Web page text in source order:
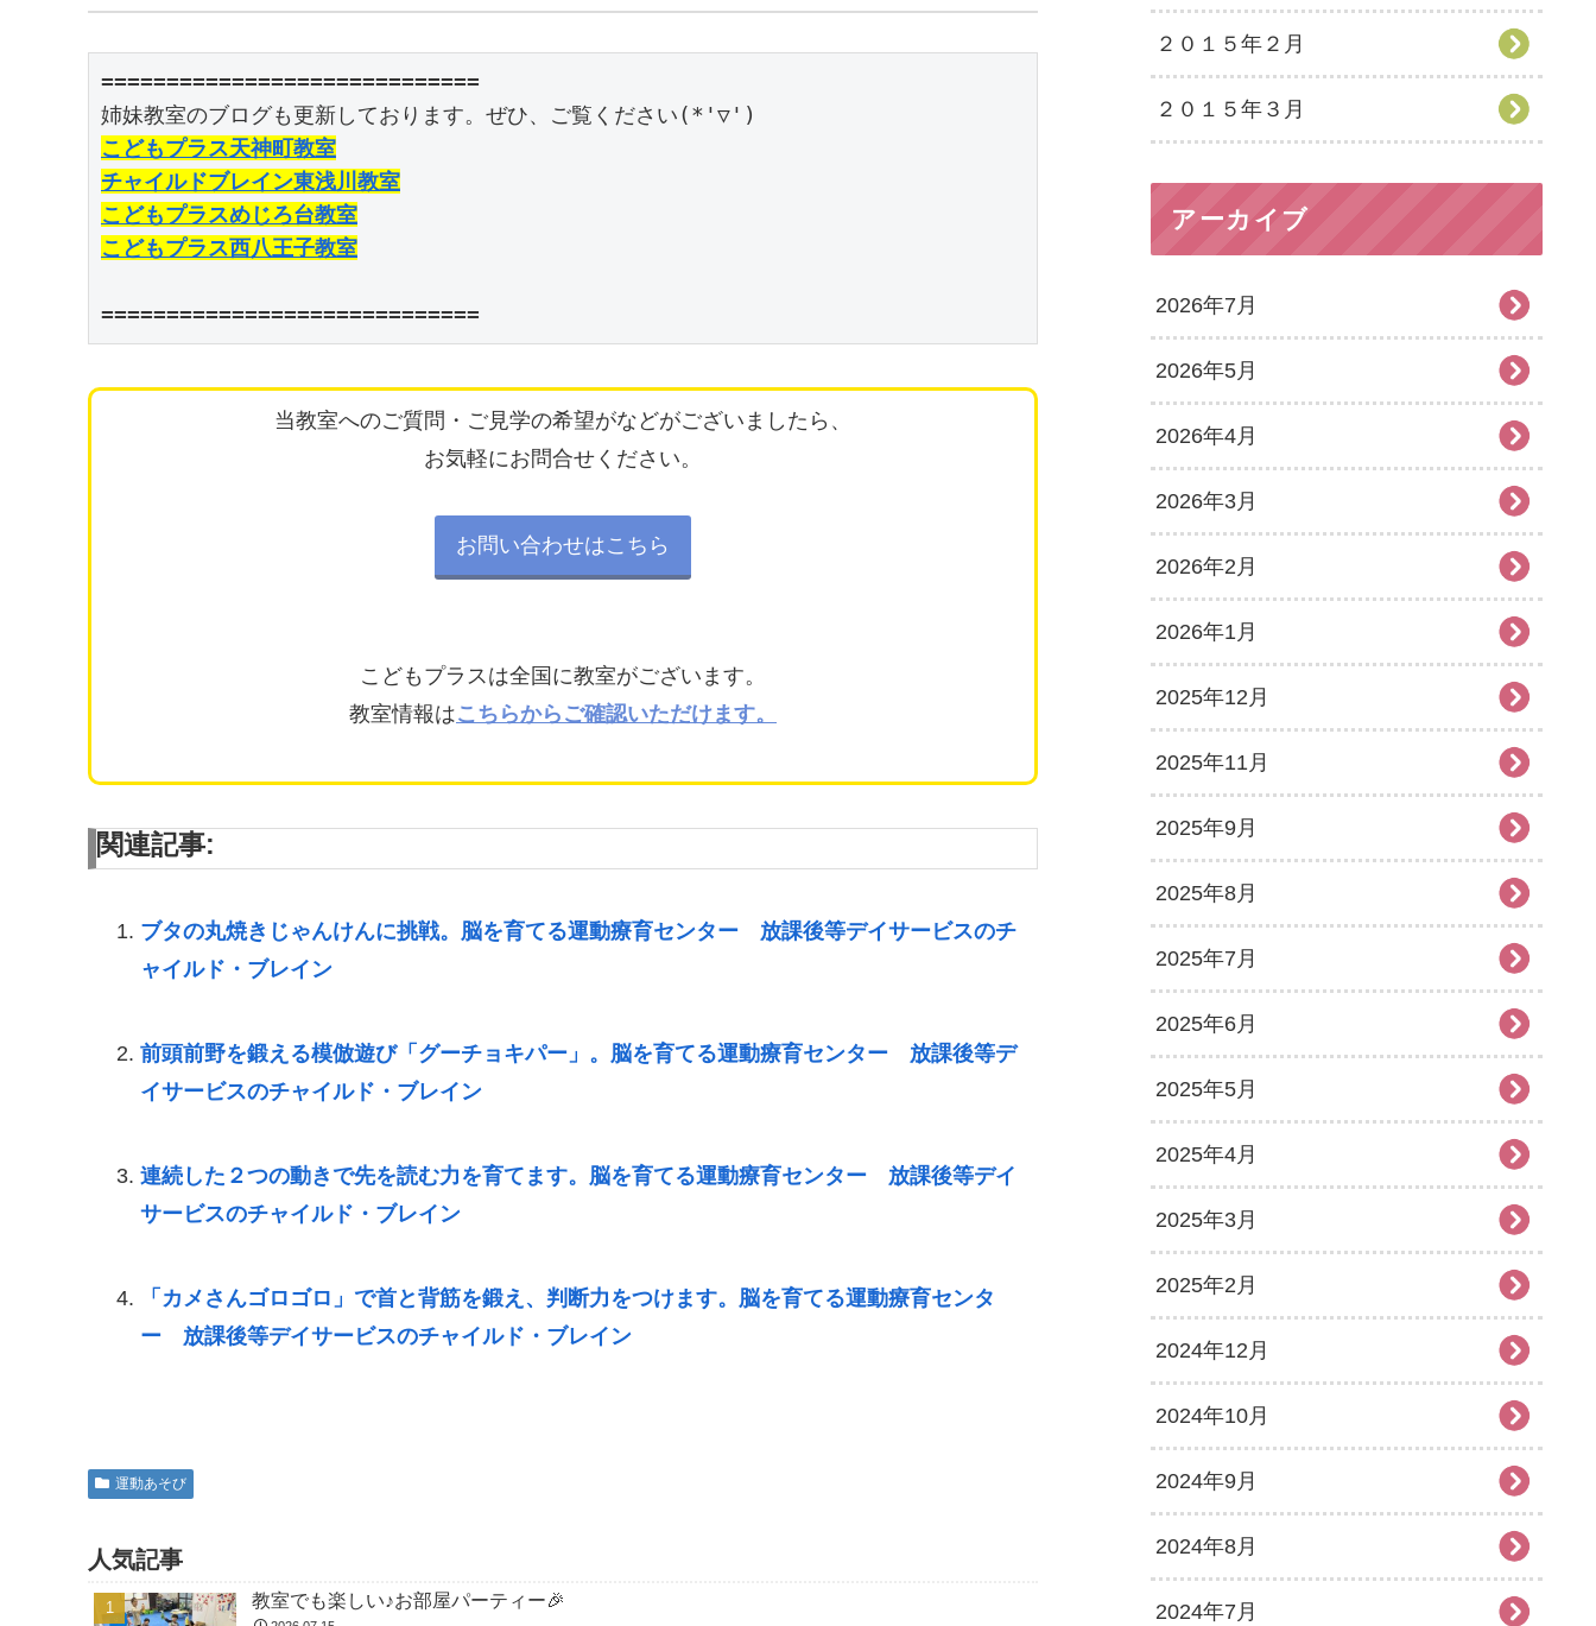
=============================
こどもプラス天神町教室
チャイルドブレイン東浅川教室
こどもプラスめじろ台教室
こどもプラス西八王子教室
=============================
当教室へのご質問・ご見学の希望がなどがございましたら、
お気軽にお問合せください。
お問い合わせはこちら
こどもプラスは全国に教室がございます。
教室情報はこちらからご確認いただけます。
関連記事:
ブタの丸焼きじゃんけんに挑戦。脳を育てる運動療育センター 放課後等デイサービスのチ
ャイルド・ブレイン
前頭前野を鍛える模倣遊び「グーチョキパー」。脳を育てる運動療育センター 放課後等デ
イサービスのチャイルド・ブレイン
連続した２つの動きで先を読む力を育てます。脳を育てる運動療育センター 放課後等デイ
サービスのチャイルド・ブレイン
「カメさんゴロゴロ」で首と背筋を鍛え、判断力をつけます。脳を育てる運動療育センタ
ー 放課後等デイサービスのチャイルド・ブレイン
運動あそび
人気記事
教室でも楽しい♪お部屋パーティー🎉
２０１５年２月
２０１５年３月
アーカイブ
2026年7月
2026年5月
2026年4月
2026年3月
2026年2月
2026年1月
2025年12月
2025年11月
2025年9月
2025年8月
2025年7月
2025年6月
2025年5月
2025年4月
2025年3月
2025年2月
2024年12月
2024年10月
2024年9月
2024年8月
2024年7月